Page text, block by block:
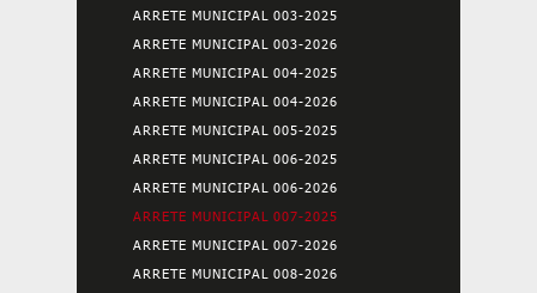
ARRETE MUNICIPAL 003-2025
ARRETE MUNICIPAL 003-2026
ARRETE MUNICIPAL 004-2025
ARRETE MUNICIPAL 004-2026
ARRETE MUNICIPAL 005-2025
ARRETE MUNICIPAL 006-2025
ARRETE MUNICIPAL 006-2026
ARRETE MUNICIPAL 007-2025
ARRETE MUNICIPAL 007-2026
ARRETE MUNICIPAL 008-2026